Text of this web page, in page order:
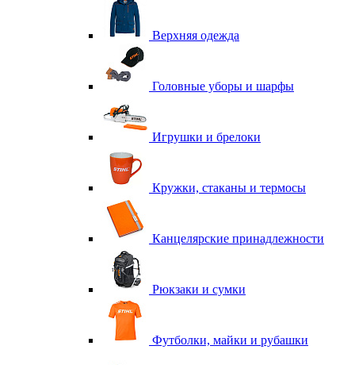
Верхняя одежда
Головные уборы и шарфы
Игрушки и брелоки
Кружки, стаканы и термосы
Канцелярские принадлежности
Рюкзаки и сумки
Футболки, майки и рубашки